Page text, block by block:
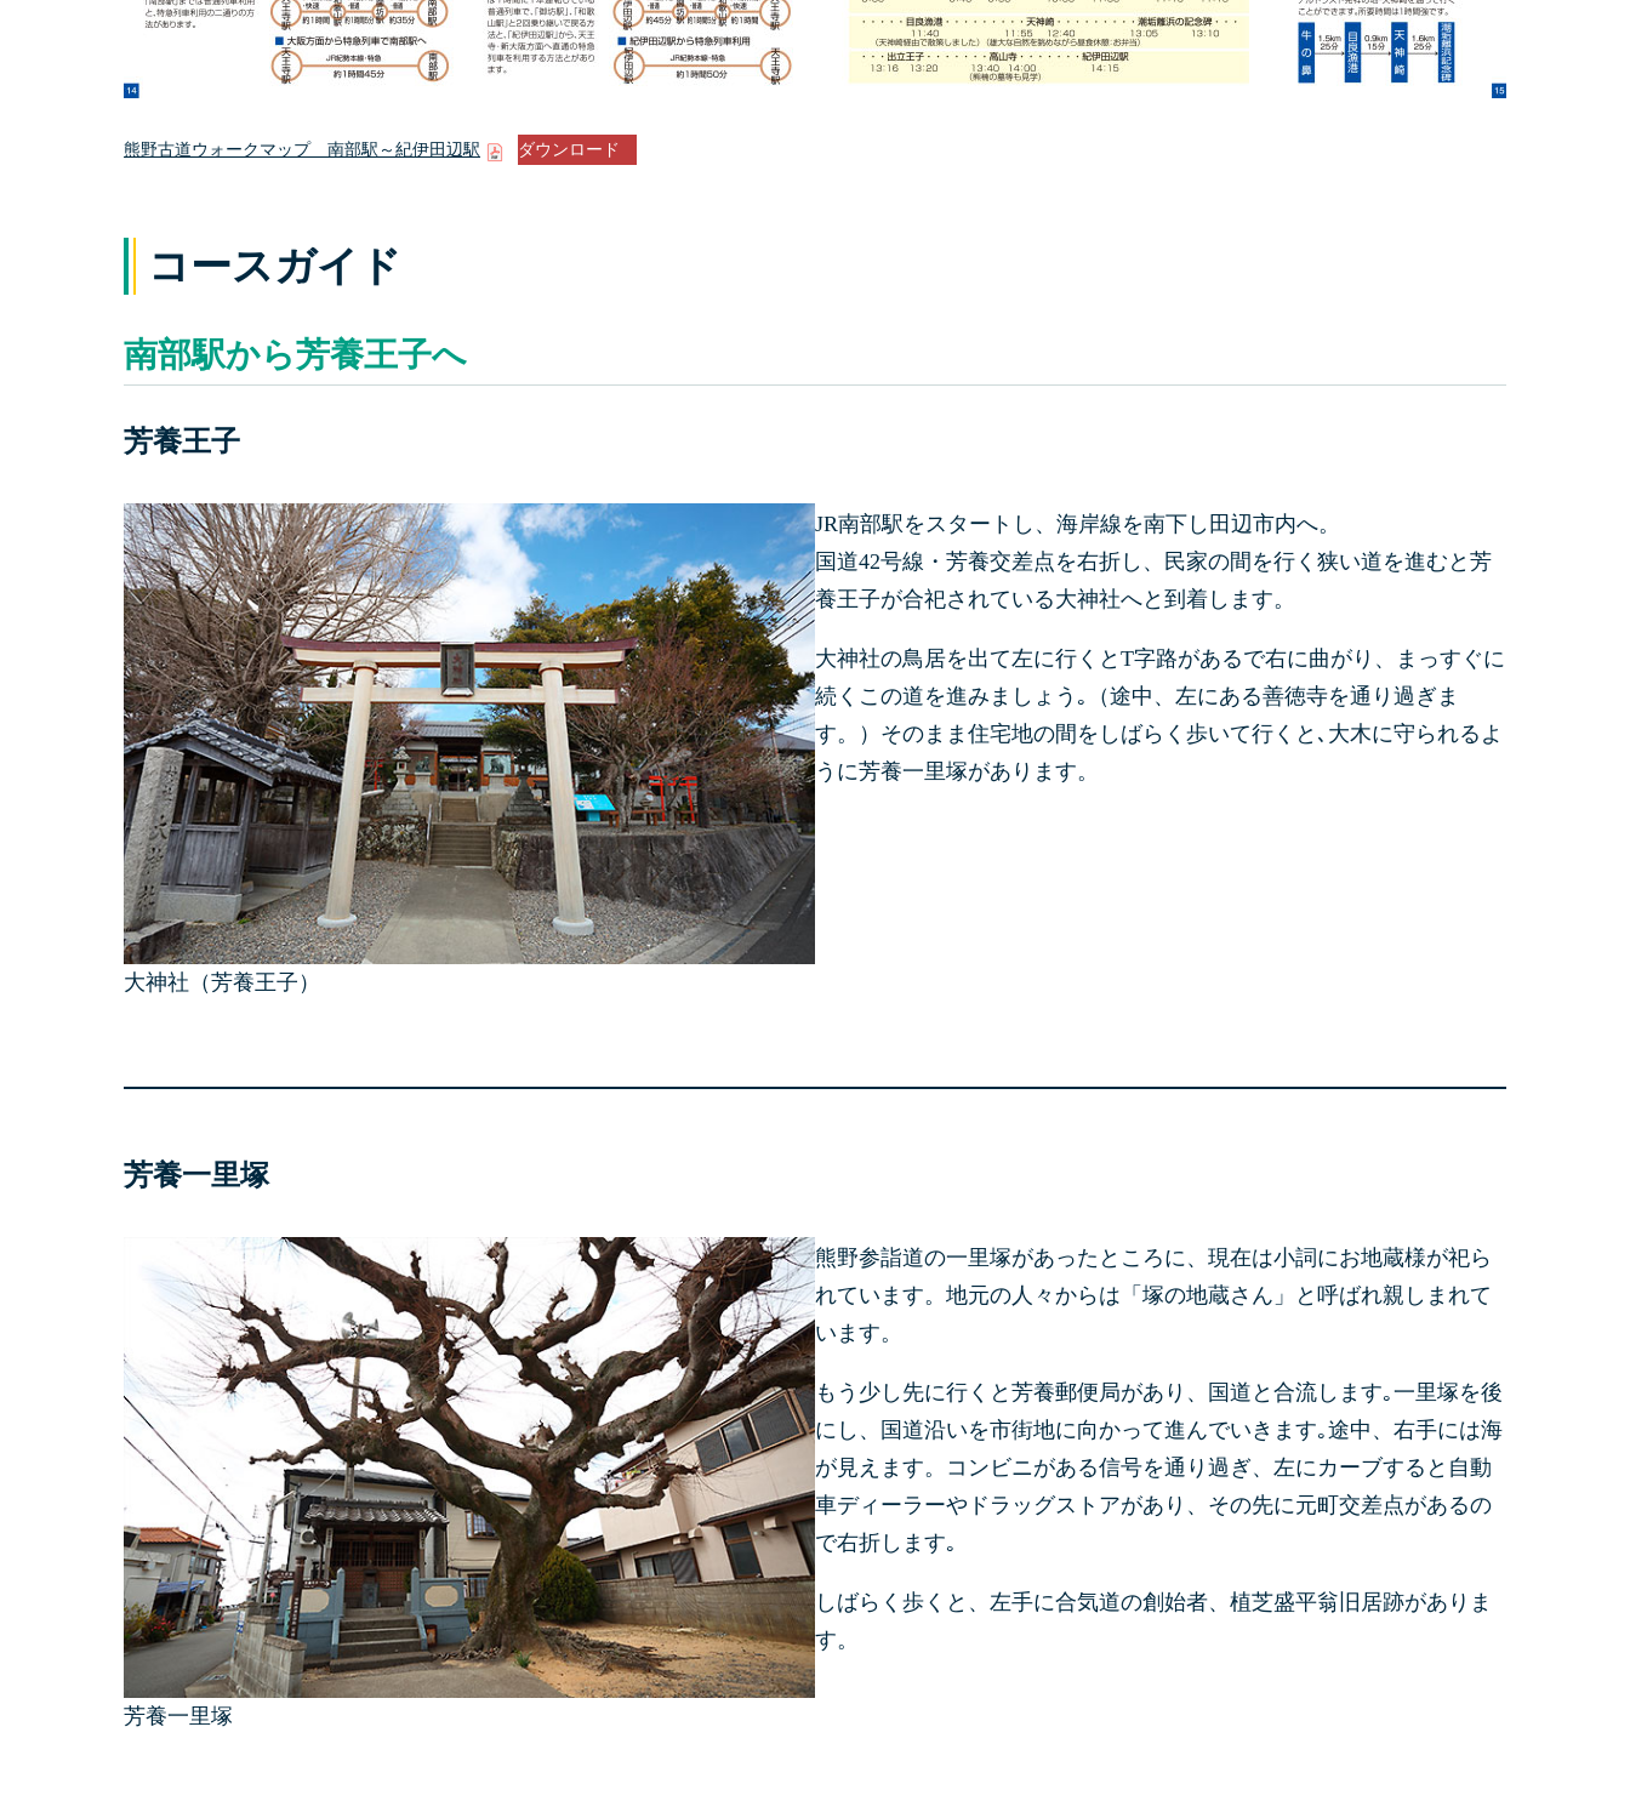
熊野古道ウォークマップ 南部駅～紀伊田辺駅 ダウンロード
コースガイド
南部駅から芳養王子へ
芳養王子
大神社（芳養王子）
JR南部駅をスタートし、海岸線を南下し田辺市内へ。
国道42号線・芳養交差点を右折し、民家の間を行く狭い道を進むと芳
養王子が合祀されている大神社へと到着します。
大神社の鳥居を出て左に行くとT字路があるで右に曲がり、まっすぐに
続くこの道を進みましょう｡（途中、左にある善徳寺を通り過ぎま
す。）そのまま住宅地の間をしばらく歩いて行くと､大木に守られるよ
うに芳養一里塚があります。
芳養一里塚
芳養一里塚
熊野参詣道の一里塚があったところに、現在は小詞にお地蔵様が祀ら
れています。地元の人々からは「塚の地蔵さん」と呼ばれ親しまれて
います。
もう少し先に行くと芳養郵便局があり、国道と合流します｡一里塚を後
にし、国道沿いを市街地に向かって進んでいきます｡途中、右手には海
が見えます。コンビニがある信号を通り過ぎ、左にカーブすると自動
車ディーラーやドラッグストアがあり、その先に元町交差点があるの
で右折します｡
しばらく歩くと、左手に合気道の創始者、植芝盛平翁旧居跡がありま
す。